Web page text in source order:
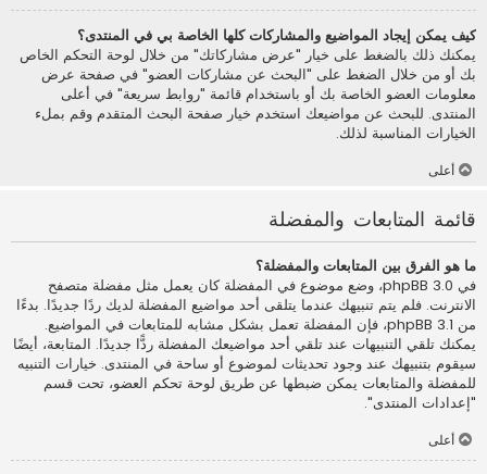
كيف يمكن إيجاد المواضيع والمشاركات كلها الخاصة بي في المنتدى؟
يمكنك ذلك بالضغط على خيار "عرض مشاركاتك" من خلال لوحة التحكم الخاص
بك أو من خلال الضغط على "البحث عن مشاركات العضو" في صفحة عرض
معلومات العضو الخاصة بك أو باستخدام قائمة "روابط سريعة" في أعلى
المنتدى. للبحث عن مواضيعك استخدم خيار صفحة البحث المتقدم وقم بملء
الخيارات المناسبة لذلك.
أعلى
قائمة المتابعات والمفضلة
ما هو الفرق بين المتابعات والمفضلة؟
في phpBB 3.0، وضع موضوع في المفضلة كان يعمل مثل مفضلة متصفح
الانترنت. فلم يتم تنبيهك عندما يتلقى أحد مواضيع المفضلة لديك ردًا جديدًا. بدءًا
من phpBB 3.1، فإن المفضلة تعمل بشكل مشابه للمتابعات في المواضيع.
يمكنك تلقي التنبيهات عند تلقي أحد مواضيعك المفضلة ردًّا جديدًا. المتابعة، أيضًا
سيقوم بتنبيهك عند وجود تحديثات لموضوع أو ساحة في المنتدى. خيارات التنبيه
للمفضلة والمتابعات يمكن ضبطها عن طريق لوحة تحكم العضو، تحت قسم
"إعدادات المنتدى".
أعلى